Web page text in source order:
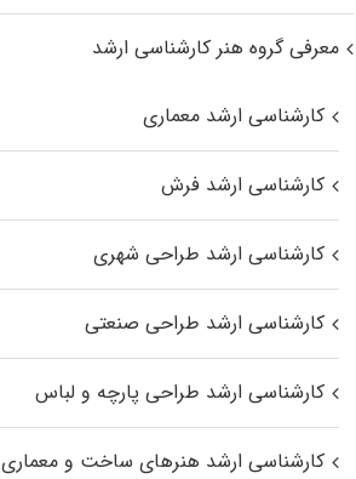
معرفی گروه هنر کارشناسی ارشد
کارشناسی ارشد معماری
کارشناسی ارشد فرش
کارشناسی ارشد طراحی شهری
کارشناسی ارشد طراحی صنعتی
کارشناسی ارشد طراحی پارچه و لباس
کارشناسی ارشد هنرهای ساخت و معماری